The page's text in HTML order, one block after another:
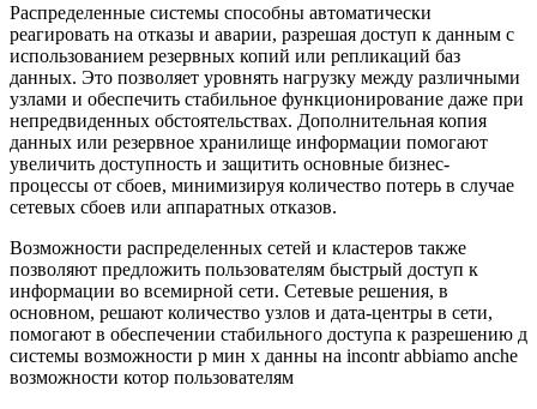
Распределенные системы способны автоматически
реагировать на отказы и аварии, разрешая доступ к данным с
использованием резервных копий или репликаций баз
данных. Это позволяет уровнять нагрузку между различными
узлами и обеспечить стабильное функционирование даже при
непредвиденных обстоятельствах. Дополнительная копия
данных или резервное хранилище информации помогают
увеличить доступность и защитить основные бизнес-
процессы от сбоев, минимизируя количество потерь в случае
сетевых сбоев или аппаратных отказов.
Возможности распределенных сетей и кластеров также
позволяют предложить пользователям быстрый доступ к
информации во всемирной сети. Сетевые решения, в
основном, решают количество узлов и дата-центры в сети,
помогают в обеспечении стабильного доступа к разрешению д
системы возможности р мин х данны на incontr abbiamo anche
возможности котор пользователям